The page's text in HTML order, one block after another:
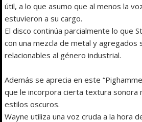
útil, a lo que asumo que al menos la
estuvieron a su cargo.
El disco continúa parcialmente lo que
con una mezcla de metal y agregados
relacionables al género industrial.
Además se aprecia en este
que le incorpora cierta textura sonora
estilos oscuros.
Wayne utiliza una voz cruda a la hora